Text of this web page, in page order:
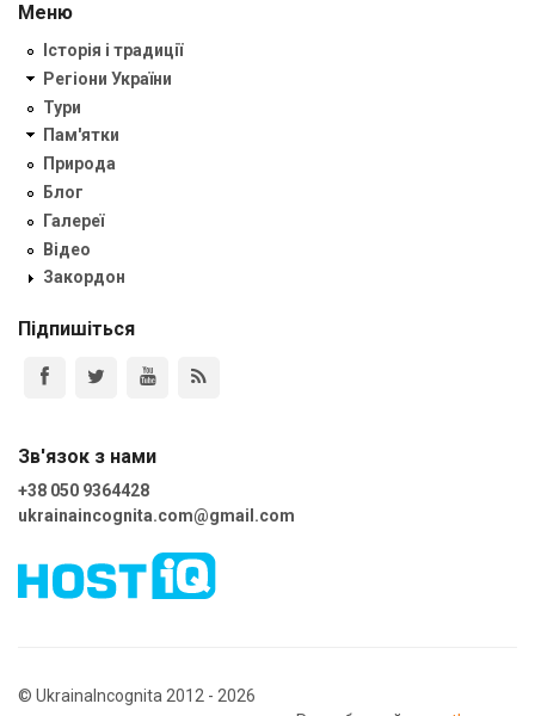
Меню
Історія і традиції
Регіони України
Тури
Пам'ятки
Природа
Блог
Галереї
Відео
Закордон
Підпишіться
Зв'язок з нами
+38 050 9364428
ukrainaincognita.com@gmail.com
© UkrainaIncognita 2012 - 2026